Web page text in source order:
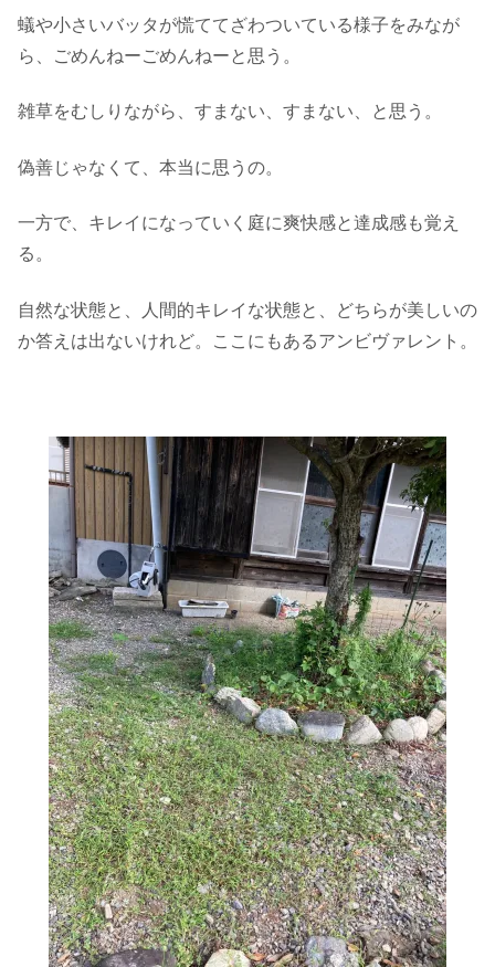
蟻や小さいバッタが慌ててざわついている様子をみなが
ら、ごめんねーごめんねーと思う。
雑草をむしりながら、すまない、すまない、と思う。
偽善じゃなくて、本当に思うの。
一方で、キレイになっていく庭に爽快感と達成感も覚え
る。
自然な状態と、人間的キレイな状態と、どちらが美しいの
か答えは出ないけれど。ここにもあるアンビヴァレント。